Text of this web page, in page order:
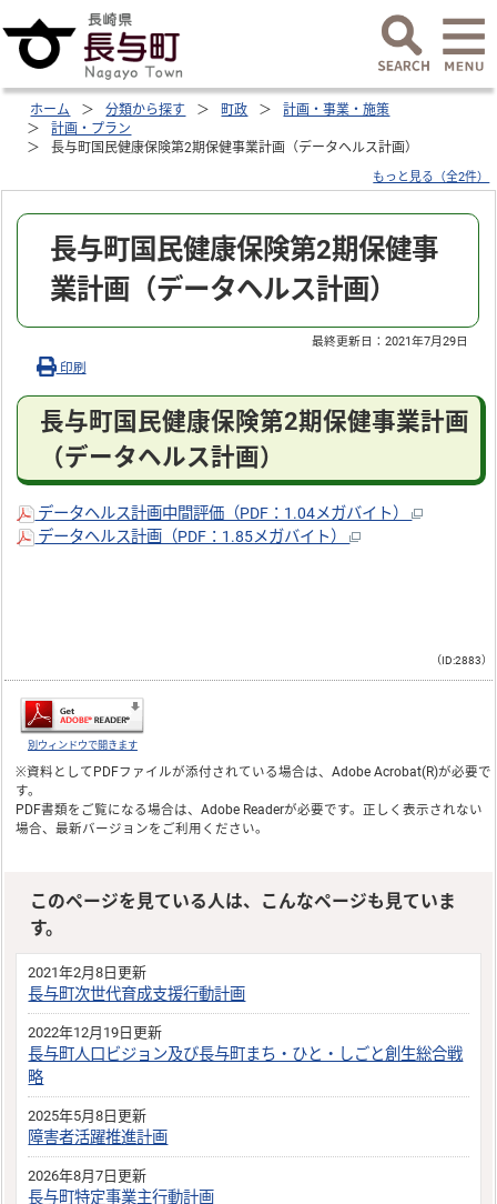
ホーム 分類から探す 町政
計画・事業・施策
計画・プラン
長与町国民健康保険第2期保健事業計画（データヘルス計画）
もっと見る（全2件）
長与町国民健康保険第2期保健事
業計画（データヘルス計画）
最終更新日：2021年7月29日
印刷
長与町国民健康保険第2期保健事業計画
（データヘルス計画）
データヘルス計画中間評価（PDF：1.04メガバイト）
データヘルス計画（PDF：1.85メガバイト）
（ID:2883）
別ウィンドウで開きます
※資料としてPDFファイルが添付されている場合は、Adobe Acrobat(R)が必要で
す。
PDF書類をご覧になる場合は、Adobe Readerが必要です。正しく表示されない
場合、最新バージョンをご利用ください。
このページを見ている人は、こんなページも見ていま
す。
2021年2月8日更新
長与町次世代育成支援行動計画
2022年12月19日更新
長与町人口ビジョン及び長与町まち・ひと・しごと創生総合戦
略
2025年5月8日更新
障害者活躍推進計画
2026年8月7日更新
長与町特定事業主行動計画